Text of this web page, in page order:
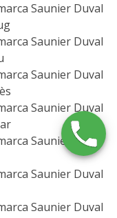
Saunier Duval
Saunier Duval
Saunier Duval
Saunier Duval
Saunier Duval
Saunier Duval
Saunier Duval